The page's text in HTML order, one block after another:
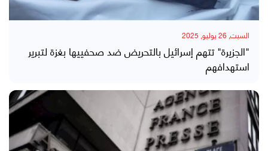
السبت, 26 يوليو, 2025
"الجزيرة" تتهم إسرائيل بالتحريض ضد صحفييها بغزة لتبرير
استهدافهم